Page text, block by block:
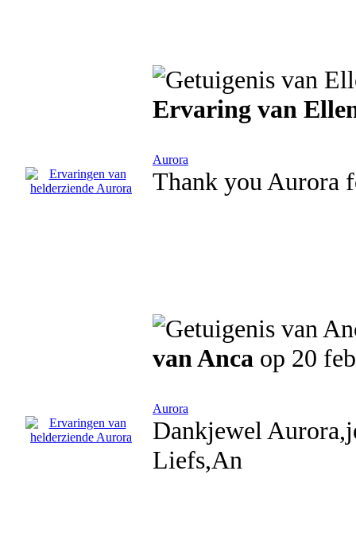
Ervaring van
Aurora
Thank you Aurora
van Anca op 20
Aurora
Dankjewel
Liefs,An